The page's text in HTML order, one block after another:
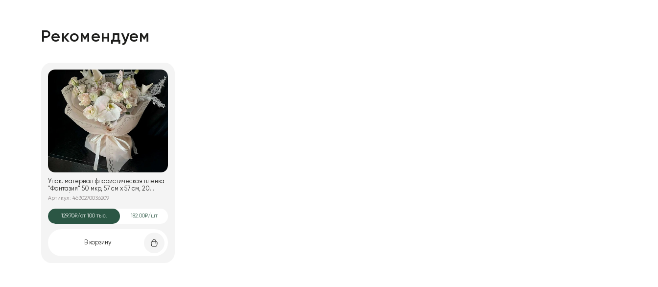
Рекомендуем
Упак. материал флористическая пленка
"Фантазия" 50 мкр, 57 см х 57 см, 20
листов/упак., пудровый
Артикул: 4630270036209
129.70₽/от 100 тыс. 182.00₽/шт
В корзину